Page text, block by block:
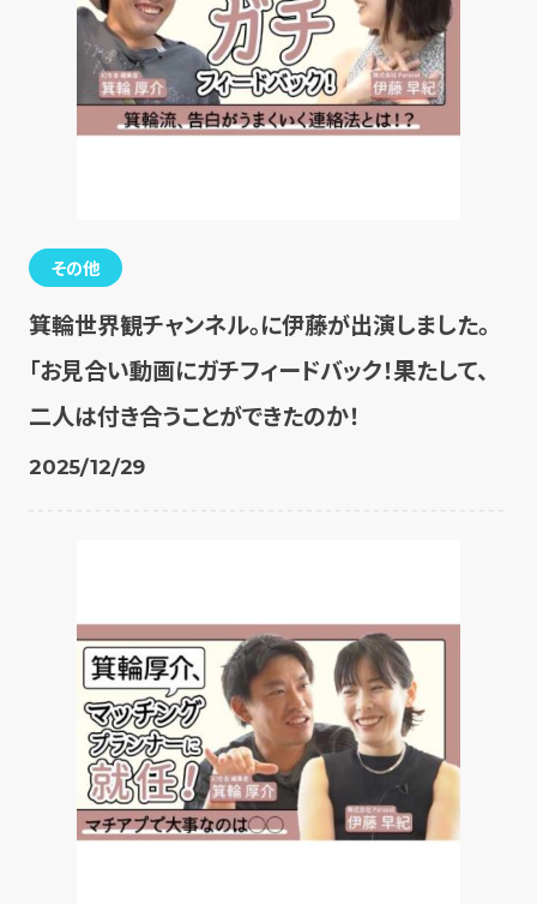
その他
箕輪世界観チャンネル。に伊藤が出演しました。
「お見合い動画にガチフィードバック！果たして、
二人は付き合うことができたのか！
2025/12/29